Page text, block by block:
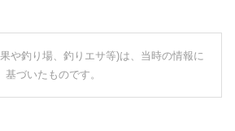
や釣り場、釣りエサ等)は、当時の情報に
基づいたものです。